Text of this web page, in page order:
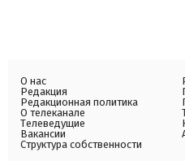
О нас
Редакция
Редакционная политика
О телеканале
Телеведущие
Вакансии
Структура собственности